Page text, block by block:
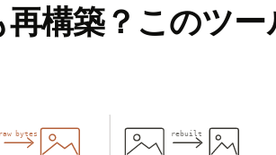
構築？このツー
raw bytes rebuilt